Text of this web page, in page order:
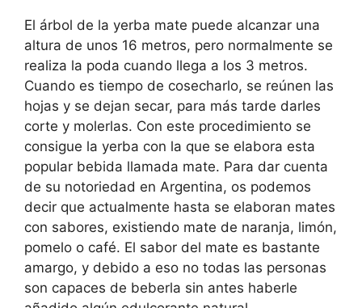
El árbol de la yerba mate puede alcanzar una
altura de unos 16 metros, pero normalmente se
realiza la poda cuando llega a los 3 metros.
Cuando es tiempo de cosecharlo, se reúnen las
hojas y se dejan secar, para más tarde darles
corte y molerlas. Con este procedimiento se
consigue la yerba con la que se elabora esta
popular bebida llamada mate. Para dar cuenta
de su notoriedad en Argentina, os podemos
decir que actualmente hasta se elaboran mates
con sabores, existiendo mate de naranja, limón,
pomelo o café. El sabor del mate es bastante
amargo, y debido a eso no todas las personas
son capaces de beberla sin antes haberle